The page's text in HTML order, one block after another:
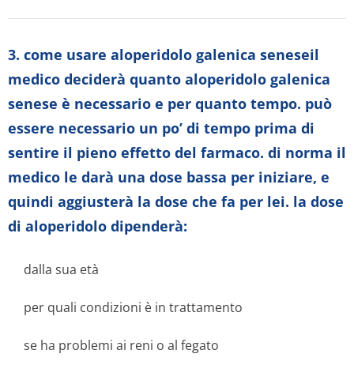
3. come usare aloperidolo galenica seneseil
medico deciderà quanto aloperidolo galenica
senese è necessario e per quanto tempo. può
essere necessario un po’ di tempo prima di
sentire il pieno effetto del farmaco. di norma il
medico le darà una dose bassa per iniziare, e
quindi aggiusterà la dose che fa per lei. la dose
di aloperidolo dipenderà:
dalla sua età
per quali condizioni è in trattamento
se ha problemi ai reni o al fegato